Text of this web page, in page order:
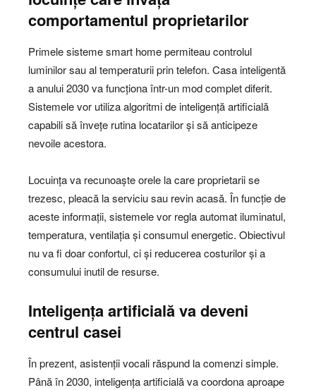
comportamentul proprietarilor
Primele sisteme smart home permiteau controlul
luminilor sau al temperaturii prin telefon. Casa inteligentă
a anului 2030 va funcționa într-un mod complet diferit.
Sistemele vor utiliza algoritmi de inteligență artificială
capabili să învețe rutina locatarilor și să anticipeze
nevoile acestora.
Locuința va recunoaște orele la care proprietarii se
trezesc, pleacă la serviciu sau revin acasă. În funcție de
aceste informații, sistemele vor regla automat iluminatul,
temperatura, ventilația și consumul energetic. Obiectivul
nu va fi doar confortul, ci și reducerea costurilor și a
consumului inutil de resurse.
Inteligența artificială va deveni
centrul casei
În prezent, asistenții vocali răspund la comenzi simple.
Până în 2030, inteligența artificială va coordona aproape